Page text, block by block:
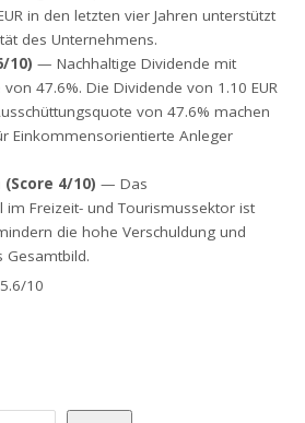
in den letzten vier Jahren unterstützt
des Unternehmens.
10) — Nachhaltige Dividende mit
47.6%. Die Dividende von 1.10 EUR
von 47.6% machen
Einkommensorientierte Anleger
4/10) — Das
im Freizeit- und Tourismussektor ist
die hohe Verschuldung und
Gesamtbild.
10